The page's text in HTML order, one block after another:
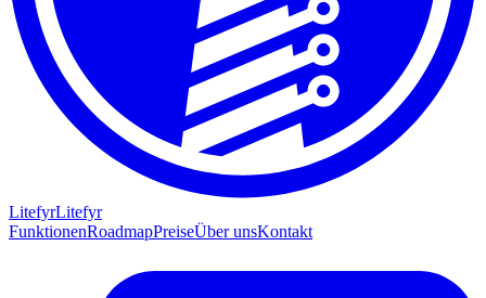
LitefyrLitefyr
FunktionenRoadmapPreiseÜber unsKontakt